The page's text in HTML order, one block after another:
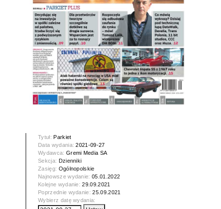
Tytuł:Parkiet
Data wydania:2021-09-27
Wydawca: Gremi Media SA
Sekcja: Dzienniki
Zasięg: Ogólnopolskie
Najnowsze wydanie:05.01.2022
Kolejne wydanie:29.09.2021
Poprzednie wydanie:25.09.2021
Wybierz datę wydania: